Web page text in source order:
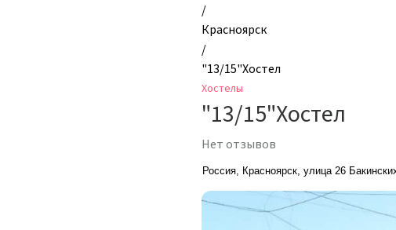
/
Красноярск
/
"13/15"Хостел
Хостелы
"13/15"Хостел
Нет отзывов
Россия, Красноярск, улица 26